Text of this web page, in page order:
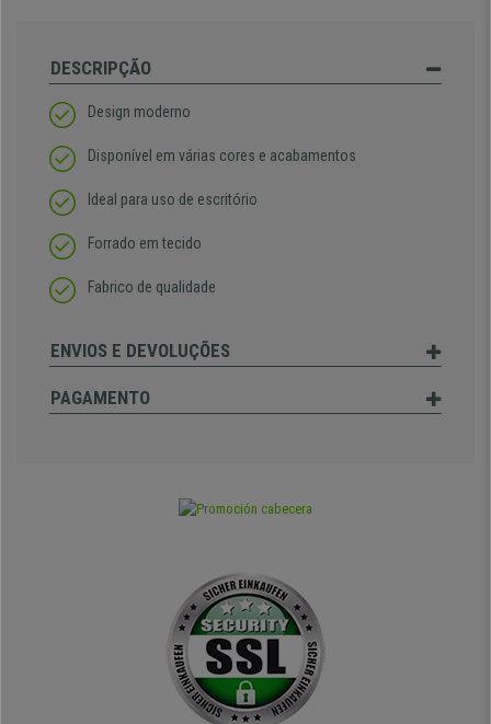
DESCRIPÇÃO
Design moderno
Disponível em várias cores e acabamentos
Ideal para uso de escritório
Forrado em tecido
Fabrico de qualidade
ENVIOS E DEVOLUÇÕES
PAGAMENTO